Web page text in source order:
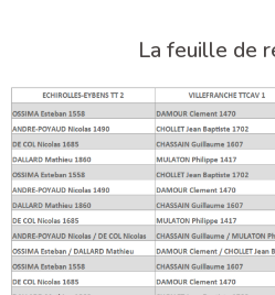
La feuille de